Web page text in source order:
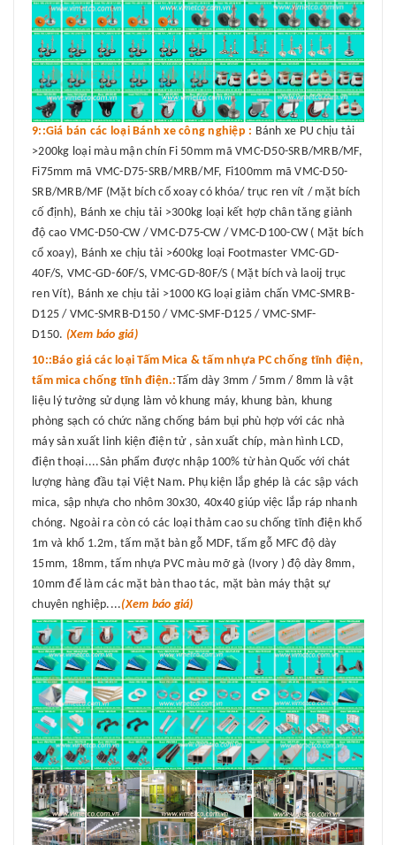
9::Giá bán các loại Bánh xe công nghiệp : Bánh xe PU chịu tải
>200kg loại màu mận chín Fi 50mm mã VMC-D50-SRB/MRB/MF,
Fi75mm mã VMC-D75-SRB/MRB/MF, Fi100mm mã VMC-D50-
SRB/MRB/MF (Mặt bích cổ xoay có khóa/ trục ren vít / mặt bích
cố định), Bánh xe chịu tải >300kg loại kết hợp chân tăng giảnh
độ cao VMC-D50-CW / VMC-D75-CW / VMC-D100-CW ( Mặt bích
cổ xoay), Bánh xe chịu tải >600kg loại Footmaster VMC-GD-
40F/S, VMC-GD-60F/S, VMC-GD-80F/S ( Mặt bích và laoij trục
ren Vít), Bánh xe chịu tải >1000 KG loại giảm chấn VMC-SMRB-
D125 / VMC-SMRB-D150 / VMC-SMF-D125 / VMC-SMF-
D150. (Xem báo giá)
10::Báo giá các loại Tấm Mica & tấm nhựa PC chống tĩnh điện,
tấm mica chống tĩnh điện.:Tấm dày 3mm / 5mm / 8mm là vật
liệu lý tưởng sử dụng làm vỏ khung máy, khung bàn, khung
phòng sạch có chức năng chống bám bụi phù hợp với các nhà
máy sản xuất linh kiện điện tử , sản xuất chíp, màn hình LCD,
điện thoại....Sản phẩm được nhập 100% từ hàn Quốc với chát
lượng hàng đầu tại Việt Nam. Phụ kiện lắp ghép là các sập vách
mica, sập nhựa cho nhôm 30x30, 40x40 giúp việc lắp ráp nhanh
chóng. Ngoài ra còn có các loại thảm cao su chống tĩnh điện khổ
1m và khổ 1.2m, tấm mặt bàn gỗ MDF, tấm gỗ MFC độ dày
15mm, 18mm, tấm nhựa PVC màu mỡ gà (Ivory ) độ dày 8mm,
10mm để làm các mặt bàn thao tác, mặt bàn máy thật sự
chuyên nghiệp....(Xem báo giá)